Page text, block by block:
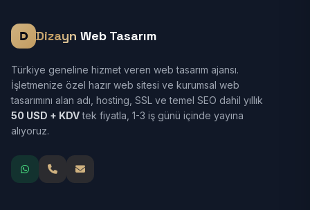
Dizayn Web Tasarım
Türkiye geneline hizmet veren web tasarım ajansı.
İşletmenize özel hazır web sitesi ve kurumsal web
tasarımını alan adı, hosting, SSL ve temel SEO dahil yıllık
50 USD + KDVtek fiyatla, 1-3 iş günü içinde yayına
alıyoruz.